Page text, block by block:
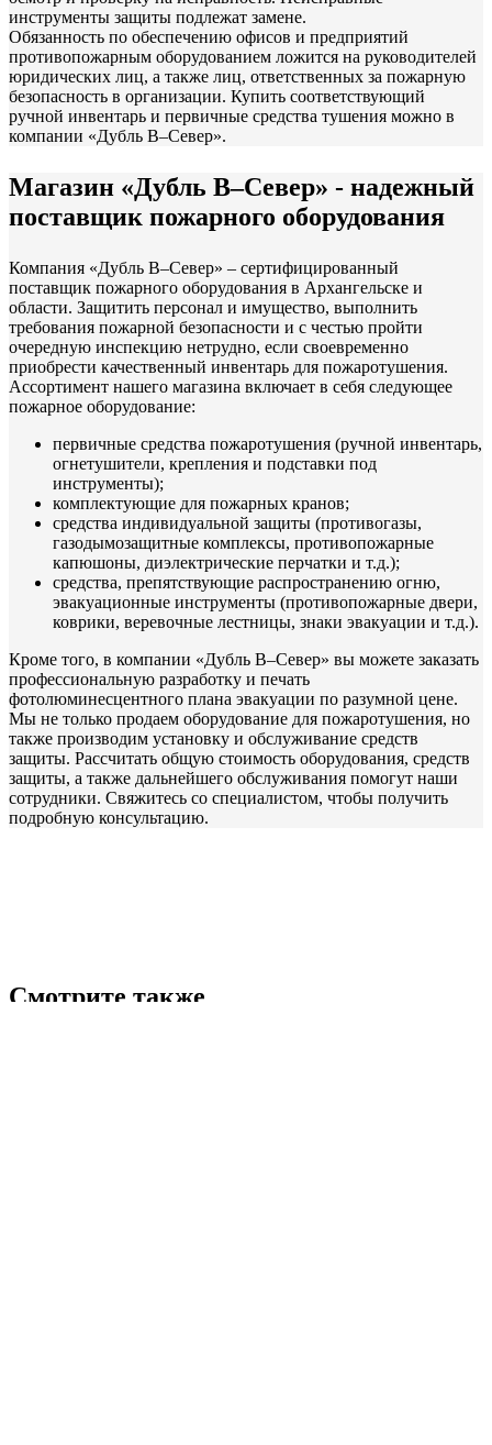
инструменты защиты подлежат замене.
Обязанность по обеспечению офисов и предприятий
противопожарным оборудованием ложится на руководителей
юридических лиц, а также лиц, ответственных за пожарную
безопасность в организации. Купить соответствующий
ручной инвентарь и первичные средства тушения можно в
компании «Дубль В–Север».
Магазин «Дубль В–Север» - надежный
поставщик пожарного оборудования
Компания «Дубль В–Север» – сертифицированный
поставщик пожарного оборудования в Архангельске и
области. Защитить персонал и имущество, выполнить
требования пожарной безопасности и с честью пройти
очередную инспекцию нетрудно, если своевременно
приобрести качественный инвентарь для пожаротушения.
Ассортимент нашего магазина включает в себя следующее
пожарное оборудование:
первичные средства пожаротушения (ручной инвентарь,
огнетушители, крепления и подставки под
инструменты);
комплектующие для пожарных кранов;
средства индивидуальной защиты (противогазы,
газодымозащитные комплексы, противопожарные
капюшоны, диэлектрические перчатки и т.д.);
средства, препятствующие распространению огню,
эвакуационные инструменты (противопожарные двери,
коврики, веревочные лестницы, знаки эвакуации и т.д.).
Кроме того, в компании «Дубль В–Север» вы можете заказать
профессиональную разработку и печать
фотолюминесцентного плана эвакуации по разумной цене.
Мы не только продаем оборудование для пожаротушения, но
также производим установку и обслуживание средств
защиты. Рассчитать общую стоимость оборудования, средств
защиты, а также дальнейшего обслуживания помогут наши
сотрудники. Свяжитесь со специалистом, чтобы получить
подробную консультацию.
Смотрите также